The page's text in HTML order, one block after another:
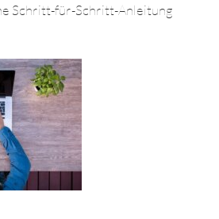
Schritt-für-Schritt-Anleitung